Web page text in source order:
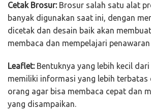
Cetak Brosur:Brosur salah satu alat
banyak digunakan saat ini, dengan
dicetak dan desain baik akan
membaca dan mempelajari
Leaflet:Bentuknya yang lebih kecil
memiliki informasi yang lebih terbatas
orang agar bisa membaca cepat dan
yang disampaikan.